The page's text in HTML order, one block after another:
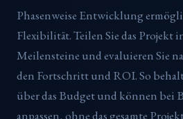
Phasenweise Entwicklung
Flexibilität. Teilen Sie das Projekt
Meilensteine und evaluieren Sie
den Fortschritt und ROI. So
über das Budget und können bei
anpassen, ohne das gesamte